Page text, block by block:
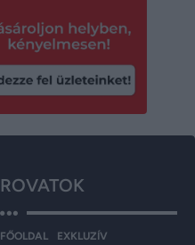
ROVATOK
FŐOLDAL
EXKLUZÍV